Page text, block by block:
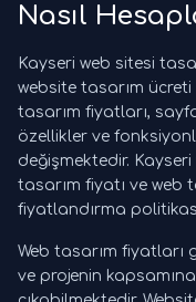
Nasıl
Kayseri web sitesi
website tasarım ücreti
tasarım fiyatları, sayfa
özellikler ve
değişmektedir. Kayseri
tasarım fiyatı ve web
fiyatlandırma
Web tasarım fiyatları
ve projenin